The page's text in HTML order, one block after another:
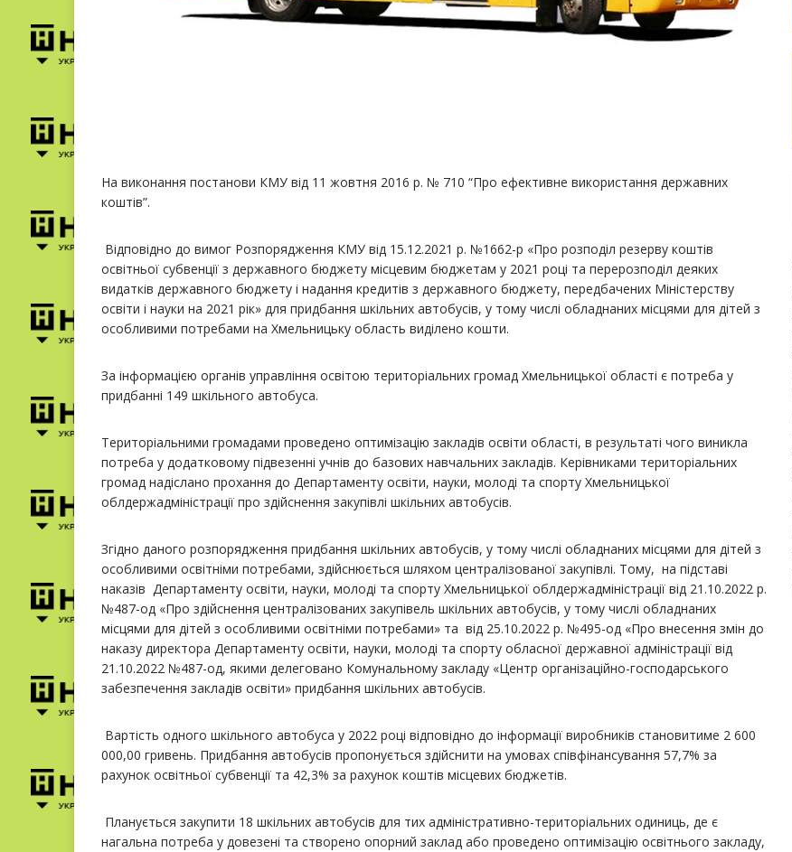
На виконання постанови КМУ від 11 жовтня 2016 р. № 710 “Про ефективне використання державних
коштів”.
Відповідно до вимог Розпорядження КМУ від 15.12.2021 р. №1662-р «Про розподіл резерву коштів
освітньої субвенції з державного бюджету місцевим бюджетам у 2021 році та перерозподіл деяких
видатків державного бюджету і надання кредитів з державного бюджету, передбачених Міністерству
освіти і науки на 2021 рік» для придбання шкільних автобусів, у тому числі обладнаних місцями для дітей з
особливими потребами на Хмельницьку область виділено кошти.
За інформацією органів управління освітою територіальних громад Хмельницької області є потреба у
придбанні 149 шкільного автобуса.
Територіальними громадами проведено оптимізацію закладів освіти області, в результаті чого виникла
потреба у додатковому підвезенні учнів до базових навчальних закладів. Керівниками територіальних
громад надіслано прохання до Департаменту освіти, науки, молоді та спорту Хмельницької
облдержадміністрації про здійснення закупівлі шкільних автобусів.
Згідно даного розпорядження придбання шкільних автобусів, у тому числі обладнаних місцями для дітей з
особливими освітніми потребами, здійснюється шляхом централізованої закупівлі. Тому, на підставі
наказів Департаменту освіти, науки, молоді та спорту Хмельницької облдержадміністрації від 21.10.2022 р.
№487-од «Про здійснення централізованих закупівель шкільних автобусів, у тому числі обладнаних
місцями для дітей з особливими освітніми потребами» та від 25.10.2022 р. №495-од «Про внесення змін до
наказу директора Департаменту освіти, науки, молоді та спорту обласної державної адміністрації від
21.10.2022 №487-од, якими делеговано Комунальному закладу «Центр організаційно-господарського
забезпечення закладів освіти» придбання шкільних автобусів.
Вартість одного шкільного автобуса у 2022 році відповідно до інформації виробників становитиме 2 600
000,00 гривень. Придбання автобусів пропонується здійснити на умовах співфінансування 57,7% за
рахунок освітньої субвенції та 42,3% за рахунок коштів місцевих бюджетів.
Планується закупити 18 шкільних автобусів для тих адміністративно-територіальних одиниць, де є
нагальна потреба у довезені та створено опорний заклад або проведено оптимізацію освітнього закладу,